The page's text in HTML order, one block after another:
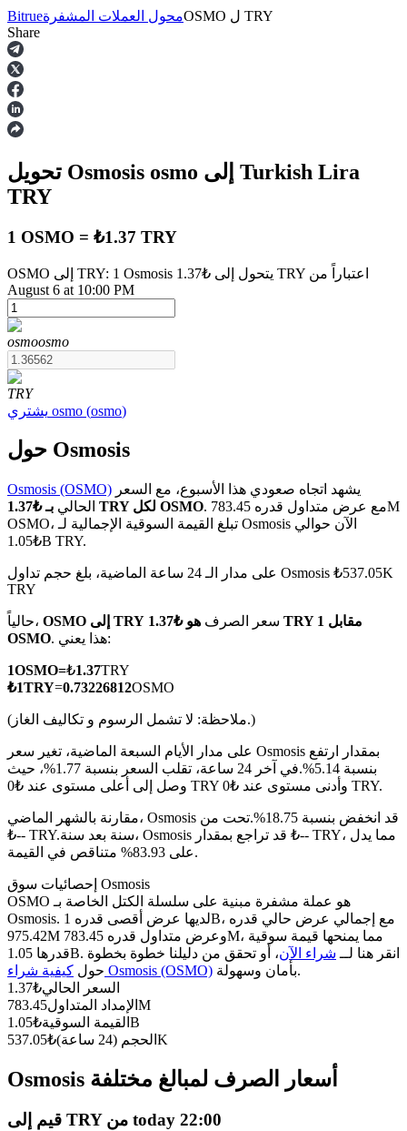
العقود الآجلة
العقود الآجلة USDT
العقود الآجلة لـ COIN-M
العقود الآجلة للعملات المشفرة
مشتقات الأسهم والعملات الأجنبية والمعادن الثمينة والسلع
العقود الآجلة USDC
العقود الآجلة باستخدام USDC كضمان
نسخ التداول
انضم إلى أفضل المتداولين
Bitrueمحول العملات المشفرةOSMO ل TRY
Share
تحويل Osmosis osmo
إلى Turkish Lira
TRY
1 OSMO = ₺1.37 TRY
OSMO إلى TRY: 1 Osmosis يتحول إلى ₺1.37 TRY اعتباراً من
August 6 at 10:00 PM
osmoosmo
TRY
يشتري osmo (osmo)
حول Osmosis
Osmosis (OSMO)
الحالي
بـ ₺1.37 TRY لكل OSMO. مع عرض متداول قدره 783.45M
OSMO، تبلغ القيمة السوقية الإجمالية لـ Osmosis الآن حوالي
₺1.05B TRY.
على مدار الـ 24 ساعة الماضية، بلغ حجم تداول Osmosis ₺537.05K
TRY
حالياً، OSMO إلى TRY سعر الصرف
هو ₺1.37 TRY مقابل 1
OSMO
. هذا يعني:
1OSMO=₺1.37TRY
₺1TRY=0.73226812OSMO
(ملاحظة: لا تشمل الرسوم و تكاليف الغاز.)
على مدار الأيام السبعة الماضية، تغير سعر Osmosis بمقدار ارتفع
بنسبة 5.14%.
في آخر 24 ساعة، تقلب السعر بنسبة 1.77%، حيث
وصل إلى أعلى مستوى عند ₺0 TRY وأدنى مستوى عند ₺0 TRY.
مقارنة بالشهر الماضي، Osmosis قد انخفض بنسبة 18.75%.تحت من
₺-- TRY.سنة بعد سنة، Osmosis قد تراجع بمقدار ₺-- TRY، مما يدل
على 83.93% متناقص في القيمة.
إحصائيات سوق Osmosis
OSMO هو عملة مشفرة مبنية على سلسلة الكتل الخاصة بـ
Osmosis. لديها عرض أقصى قدره 1B، مع إجمالي عرض حالي قدره
975.42M وعرض متداول قدره 783.45M، مما يمنحها قيمة سوقية
قدرها 1.05B. انقر هنا لــ شراء الآن، أو تحقق من دليلنا خطوة بخطوة
حول كيفية شراء Osmosis (OSMO)
بأمان وسهولة.
السعر الحالي₺
1.37
الإمداد المتداول 783.45M
القيمة السوقية₺
1.05B
الحجم (24 ساعة)
₺ 537.05K
Osmosis أسعار الصرف لمبالغ مختلفة
قيم إلى TRY من today 22:00